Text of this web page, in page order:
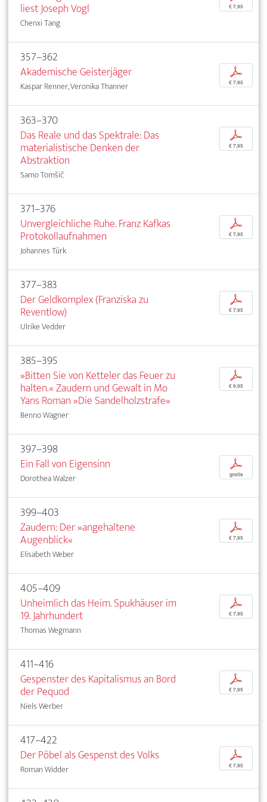
liest Joseph Vogl
Chenxi Tang
€ 7,95
357–362
Akademische Geisterjäger
Kaspar Renner, Veronika Thanner
p
€ 7,95
363–370
Das Reale und das Spektrale: Das
materialistische Denken der
Abstraktion
Samo Tomšič
p
€ 7,95
371–376
Unvergleichliche Ruhe. Franz Kafkas
Protokollaufnahmen
Johannes Türk
p
€ 7,95
377–383
Der Geldkomplex (Franziska zu
Reventlow)
Ulrike Vedder
p
€ 7,95
385–395
»Bitten Sie von Ketteler das Feuer zu
halten.« Zaudern und Gewalt in Mo
Yans Roman »Die Sandelholzstrafe«
Benno Wagner
p
€ 9,95
397–398
Ein Fall von Eigensinn
Dorothea Walzer
p
gratis
399–403
Zaudern: Der »angehaltene
Augenblick«
Elisabeth Weber
p
€ 7,95
405–409
Unheimlich das Heim. Spukhäuser im
19. Jahrhundert
Thomas Wegmann
p
€ 7,95
411–416
Gespenster des Kapitalismus an Bord
der Pequod
Niels Werber
p
€ 7,95
417–422
Der Pöbel als Gespenst des Volks
Roman Widder
p
€ 7,95